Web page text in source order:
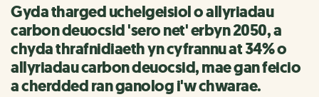
Gyda tharged uchelgeisiol o allyriadau
carbon deuocsid 'sero net' erbyn 2050, a
chyda thrafnidiaeth yn cyfrannu at 34% o
allyriadau carbon deuocsid, mae gan feicio
a cherdded ran ganolog i'w chwarae.